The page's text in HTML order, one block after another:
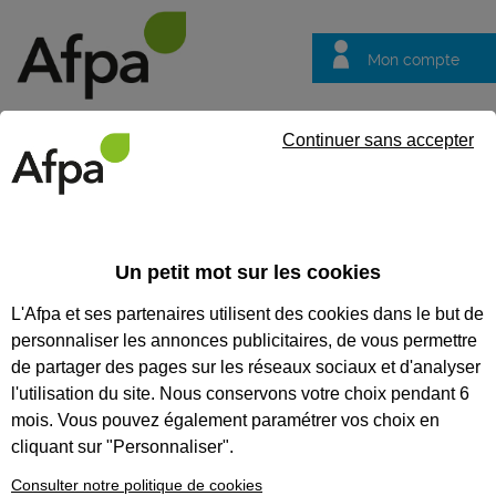
Mon compte
questions
281
formations
Un petit mot sur les cookies
L'Afpa et ses partenaires utilisent des cookies dans le but de
personnaliser les annonces publicitaires, de vous permettre
de partager des pages sur les réseaux sociaux et d'analyser
l'utilisation du site. Nous conservons votre choix pendant 6
mois. Vous pouvez également paramétrer vos choix en
cliquant sur "Personnaliser".
Consulter notre politique de cookies
Continuer sans accepter